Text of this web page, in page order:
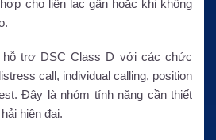
cho liên lạc gần hoặc khi không
hỗ trợ DSC Class D với các chức
call, individual calling, position
Đây là nhóm tính năng cần thiết
hiện đại.